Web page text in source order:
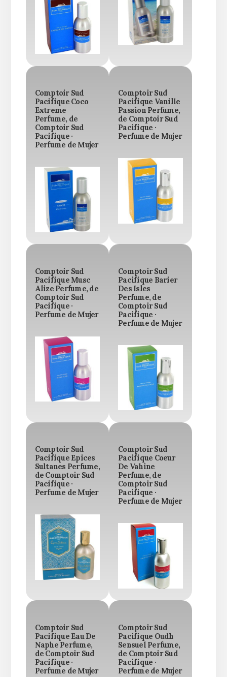
Comptoir Sud
Pacifique Coco
Extreme
Perfume, de
Comptoir Sud
Pacifique ·
Perfume de Mujer
Comptoir Sud
Pacifique Vanille
Passion Perfume,
de Comptoir Sud
Pacifique ·
Perfume de Mujer
Comptoir Sud
Pacifique Musc
Alize Perfume, de
Comptoir Sud
Pacifique ·
Perfume de Mujer
Comptoir Sud
Pacifique Barier
Des Isles
Perfume, de
Comptoir Sud
Pacifique ·
Perfume de Mujer
Comptoir Sud
Pacifique Epices
Sultanes Perfume,
de Comptoir Sud
Pacifique ·
Perfume de Mujer
Comptoir Sud
Pacifique Coeur
De Vahine
Perfume, de
Comptoir Sud
Pacifique ·
Perfume de Mujer
Comptoir Sud
Pacifique Eau De
Naphe Perfume,
de Comptoir Sud
Pacifique ·
Perfume de Mujer
Comptoir Sud
Pacifique Oudh
Sensuel Perfume,
de Comptoir Sud
Pacifique ·
Perfume de Mujer